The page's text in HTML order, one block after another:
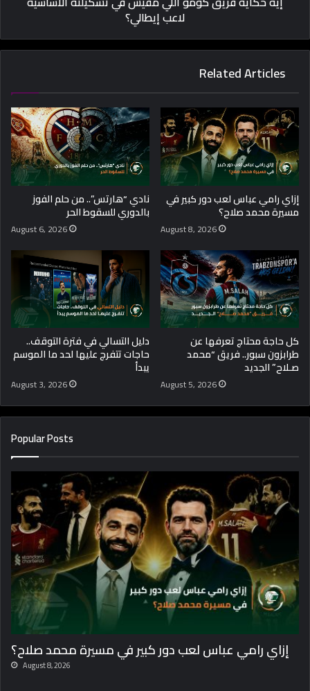
لاعب إيطالي؟
Related Articles
إزاي رامي عباس لعب دور كبير في
مسيرة محمد صلاح؟
August 8, 2026
نادي “هارتس”.. من حلم الفوز
بالدوري للسقوط الحر
August 6, 2026
كل حاجة محتاج تعرفها عن
طرابزون سبور.. فريق “محمد
صـلاح” الجديد
August 5, 2026
دليل التسالي في فترة التوقف..
حاجات تتفرج عليها لحد ما الموسم
يبدأ
August 3, 2026
Popular Posts
إزاي رامي عباس لعب دور كبير في مسيرة محمد صلاح؟
August 8, 2026